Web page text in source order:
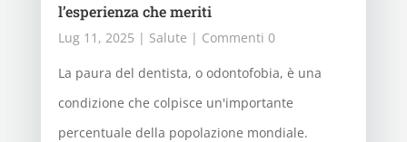
l’esperienza che meriti
Lug 11, 2025 | Salute | Commenti 0
La paura del dentista, o odontofobia, è una
condizione che colpisce un'importante
percentuale della popolazione mondiale.